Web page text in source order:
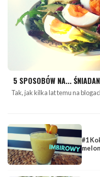
5 SPOSOBÓW NA...
Tak, jak kilka lat temu na
#1